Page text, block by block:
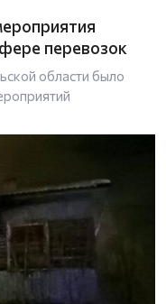
перевозок
области было